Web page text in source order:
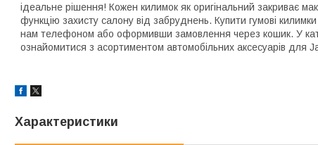
ідеальне рішення! Кожен килимок як оригінальний закриває
функцію захисту салону від забруднень. Купити гумові
нам телефоном або оформивши замовлення через кошик. У
ознайомитися з асортиментом автомобільних аксесуарів для
Характеристики